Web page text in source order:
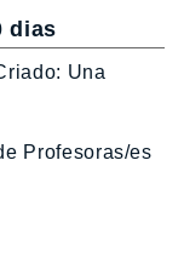
dias
Una
Profesoras/es